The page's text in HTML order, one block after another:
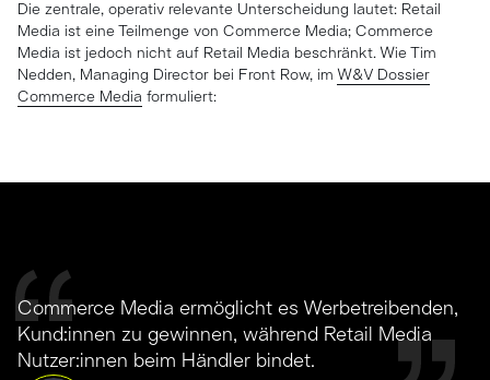
Die zentrale, operativ relevante Unterscheidung lautet: Retail
Media ist eine Teilmenge von Commerce Media; Commerce
Media ist jedoch nicht auf Retail Media beschränkt. Wie Tim
Nedden, Managing Director bei Front Row, im W&V Dossier
Commerce Media formuliert:
Commerce Media ermöglicht es Werbetreibenden,
Kund:innen zu gewinnen, während Retail Media
Nutzer:innen beim Händler bindet.